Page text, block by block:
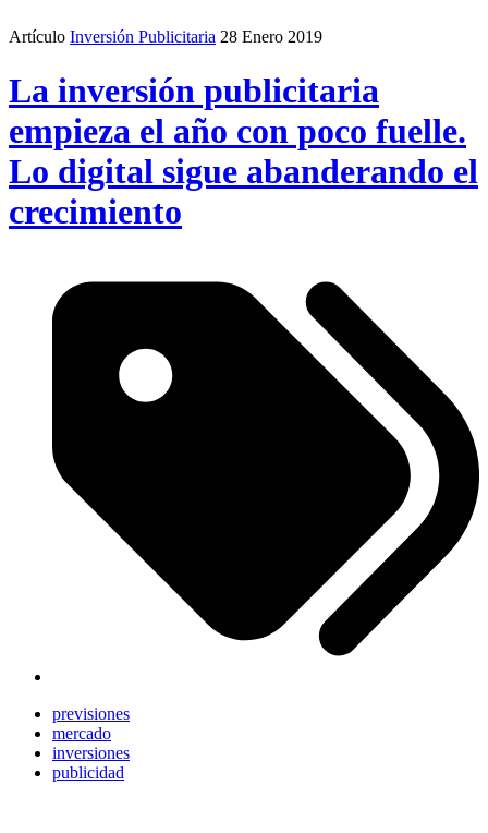
Artículo Inversión Publicitaria 28 Enero 2019
La inversión publicitaria
empieza el año con poco fuelle.
Lo digital sigue abanderando el
crecimiento
previsiones
mercado
inversiones
publicidad